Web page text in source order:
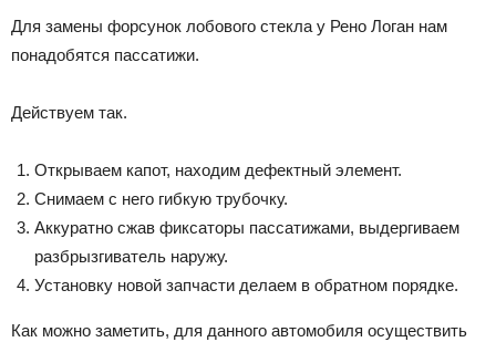
Для замены форсунок лобового стекла у Рено Логан нам
понадобятся пассатижи.
Действуем так.
Открываем капот, находим дефектный элемент.
Снимаем с него гибкую трубочку.
Аккуратно сжав фиксаторы пассатижами, выдергиваем
разбрызгиватель наружу.
Установку новой запчасти делаем в обратном порядке.
Как можно заметить, для данного автомобиля осуществить